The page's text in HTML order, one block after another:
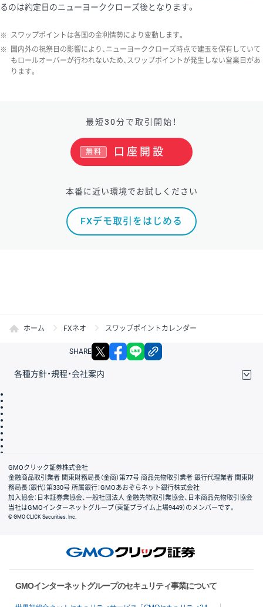
るのは約定日のニューヨーククローズ後となります。
※ スワップポイントは各国の金利情勢により変動します。
※
国内外の祝祭日の影響により、ニューヨーククローズ時点で建玉を保有していて
もロールオーバーが行われないため、スワップポイントが発生しない営業日があ
ります。
最短30分で取引開始！
口座開設
無料
本番に近い環境でお試しください
FXデモ取引をはじめる
ホーム FXネオ スワップポイントカレンダー
SHARE X facebook
各種方針・規程・会社案内
会社案内
GMOクリック証券株式会社
金融商品取引業者 関東財務局長（金商）第77号 商品先物取引業者 銀行代理業者 関東財
務局長（銀代）第330号 所属銀行：GMOあおぞらネット銀行株式会社
加入協会：日本証券業協会、一般社団法人 金融先物取引業協会、日本商品先物取引協会
当社はGMOインターネットグループ（東証プライム上場9449）のメンバーです。
© GMO CLICK Securities, Inc.
GMOインターネットグループのセキュリティ事業について